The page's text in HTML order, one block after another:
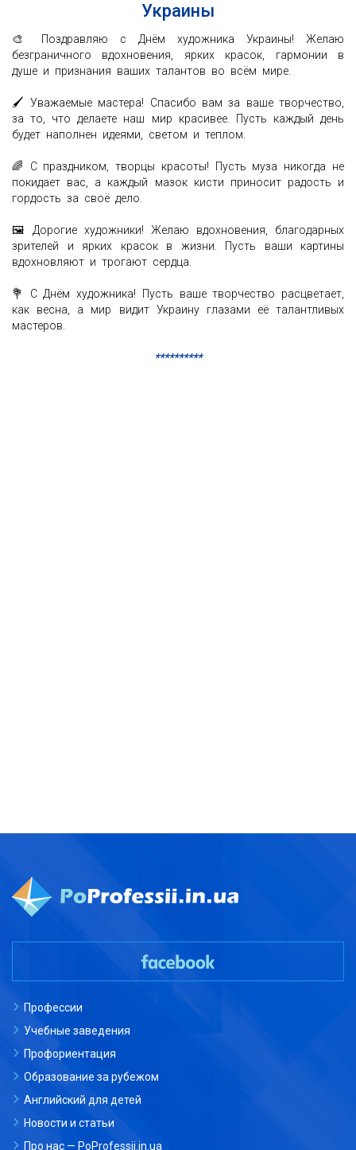
Украины
🎨 Поздравляю с Днём художника Украины! Желаю
безграничного вдохновения, ярких красок, гармонии в
душе и признания ваших талантов во всём мире.
🖌️ Уважаемые мастера! Спасибо вам за ваше творчество,
за то, что делаете наш мир красивее. Пусть каждый день
будет наполнен идеями, светом и теплом.
🌈 С праздником, творцы красоты! Пусть муза никогда не
покидает вас, а каждый мазок кисти приносит радость и
гордость за своё дело.
🖼️ Дорогие художники! Желаю вдохновения, благодарных
зрителей и ярких красок в жизни. Пусть ваши картины
вдохновляют и трогают сердца.
💐 С Днём художника! Пусть ваше творчество расцветает,
как весна, а мир видит Украину глазами её талантливых
мастеров.
**********
Профессии
Учебные заведения
Профориентация
Образование за рубежом
Английский для детей
Новости и статьи
Про нас — PoProfessii.in.ua